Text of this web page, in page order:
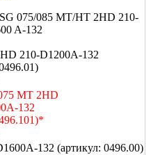
210-D1200A-132
MT 2HD
132
132 (артикул: 0496.00)